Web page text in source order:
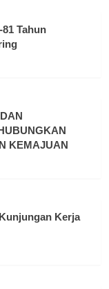
Tahun
KEMAJUAN
Kerja